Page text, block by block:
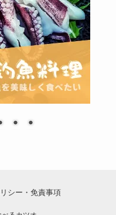
シー・免責事項